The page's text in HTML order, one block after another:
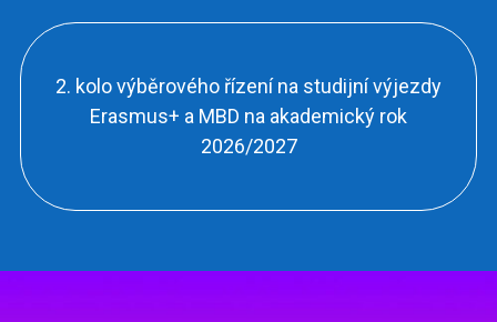
2. kolo výběrového řízení na studijní výjezdy
Erasmus+ a MBD na akademický rok
2026/2027